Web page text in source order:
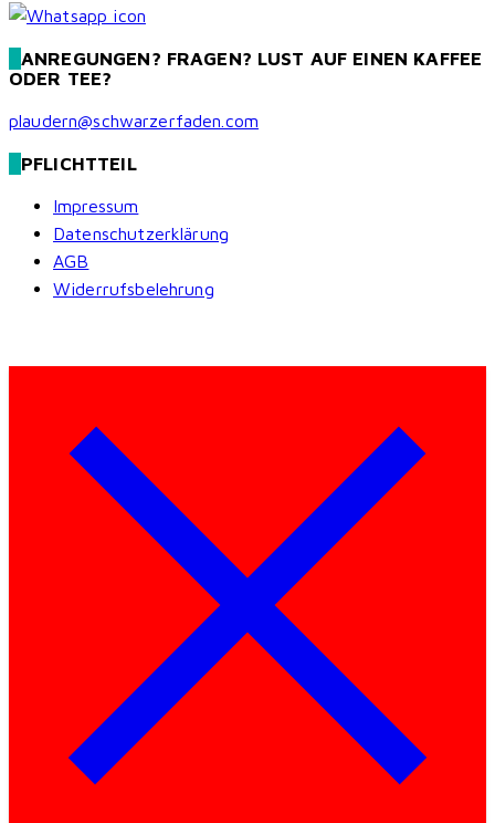
ANREGUNGEN? FRAGEN? LUST AUF EINEN KAFFEE
ODER TEE?
plaudern@schwarzerfaden.com
PFLICHTTEIL
Impressum
Datenschutzerklärung
AGB
Widerrufsbelehrung